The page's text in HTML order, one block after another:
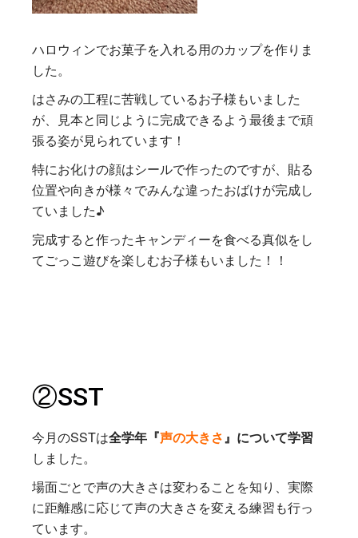
ハロウィンでお菓子を入れる用のカップを作りま
した。
はさみの工程に苦戦しているお子様もいました
が、見本と同じように完成できるよう最後まで頑
張る姿が見られています！
特にお化けの顔はシールで作ったのですが、貼る
位置や向きが様々でみんな違ったおばけが完成し
ていました♪
完成すると作ったキャンディーを食べる真似をし
てごっこ遊びを楽しむお子様もいました！！
②SST
今月のSSTは全学年『声の大きさ』について学習
しました。
場面ごとで声の大きさは変わることを知り、実際
に距離感に応じて声の大きさを変える練習も行っ
ています。